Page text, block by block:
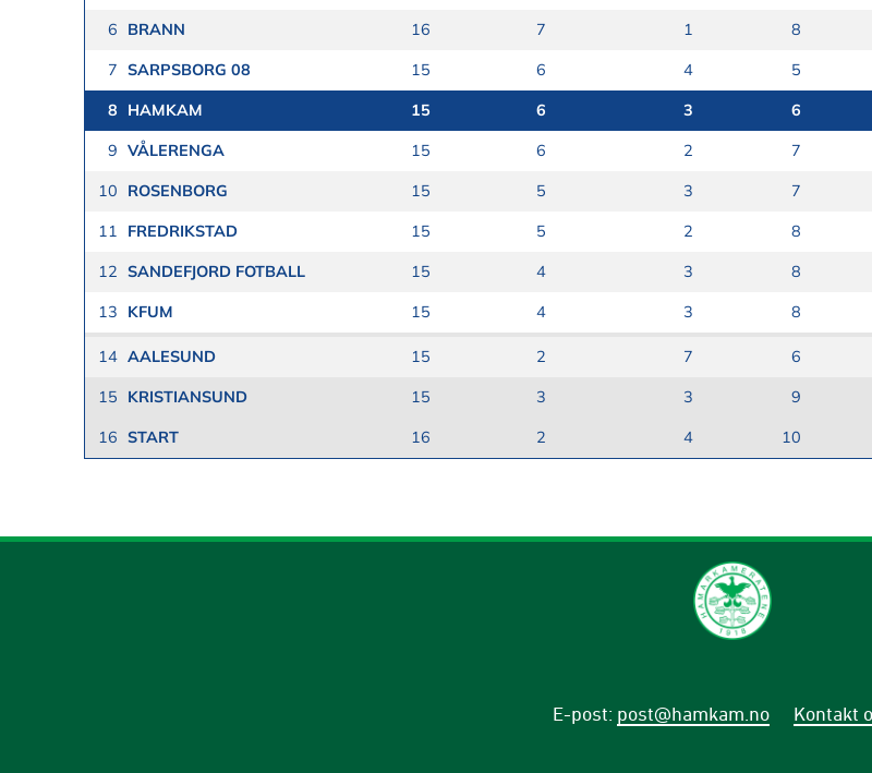
6 BRANN 16 7 1 8
7 SARPSBORG 08 15 6 4 5
8 HAMKAM 15 6 3 6
9 VÅLERENGA 15 6 2 7
10 ROSENBORG 15 5 3 7
11 FREDRIKSTAD 15 5 2 8
12 SANDEFJORD FOTBALL 15 4 3 8
13 KFUM 15 4 3 8
14 AALESUND 15 2 7 6
15 KRISTIANSUND 15 3 3 9
16 START 16 2 4 10
E-post: post@hamkam.no Kontakt